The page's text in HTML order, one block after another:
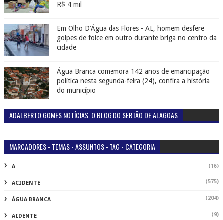
R$ 4 mil
Em Olho D’Água das Flores - AL, homem desfere
golpes de foice em outro durante briga no centro da
cidade
Água Branca comemora 142 anos de emancipação
política nesta segunda-feira (24), confira a história
do município
ADALBERTO GOMES NOTÍCIAS. O BLOG DO SERTÃO DE ALAGOAS
MARCADORES - TEMAS - ASSUNTOS - TAG - CATEGORIA
A (16)
ACIDENTE (575)
ÁGUA BRANCA (204)
AIDENTE (9)